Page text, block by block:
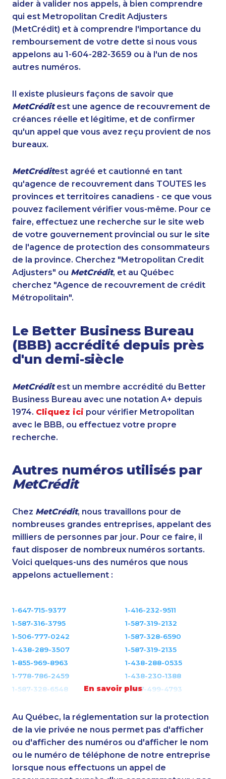
aider à valider nos appels, à bien comprendre
qui est Metropolitan Credit Adjusters
(MetCrédit) et à comprendre l'importance du
remboursement de votre dette si nous vous
appelons au 1-604-282-3659 ou à l'un de nos
autres numéros.
Il existe plusieurs façons de savoir que
MetCréditest une agence de recouvrement de
créances réelle et légitime, et de confirmer
qu'un appel que vous avez reçu provient de nos
bureaux.
MetCréditest agréé et cautionné en tant
qu'agence de recouvrement dans TOUTES les
provinces et territoires canadiens - ce que vous
pouvez facilement vérifier vous-même. Pour ce
faire, effectuez une recherche sur le site web
de votre gouvernement provincial ou sur le site
de l'agence de protection des consommateurs
de la province. Cherchez "Metropolitan Credit
Adjusters" ou MetCrédit, et au Québec
cherchez "Agence de recouvrement de crédit
Métropolitain".
Le Better Business Bureau
(BBB) accrédité depuis près
d'un demi-siècle
MetCréditest un membre accrédité du Better
Business Bureau avec une notation A+ depuis
1974. Cliquez ici pour vérifier Metropolitan
avec le BBB, ou effectuez votre propre
recherche.
Autres numéros utilisés par
MetCrédit
Chez MetCrédit, nous travaillons pour de
nombreuses grandes entreprises, appelant des
milliers de personnes par jour. Pour ce faire, il
faut disposer de nombreux numéros sortants.
Voici quelques-uns des numéros que nous
appelons actuellement :
En savoir plus
1-647-715-9377
1-416-232-9511
1-587-316-3795
1-587-319-2132
1-506-777-0242
1-587-328-6590
1-438-289-3507
1-587-319-2135
1-855-969-8963
1-438-288-0535
1-778-786-2459
1-438-230-1388
1-587-328-6548
1-647-499-4793
1-438-230-1378
1-416-907-2035
1-778-401-7165
1-416-243-5723
1-647-715-9376
1-587-328-6525
1-866-463-9161
1-778-786-2469
1-780-420-2391
1-604-282-0621
Au Québec, la réglementation sur la protection
de la vie privée ne nous permet pas d'afficher
ou d'afficher des numéros ou d'afficher le nom
ou le numéro de téléphone de notre entreprise
lorsque nous effectuons un appel de